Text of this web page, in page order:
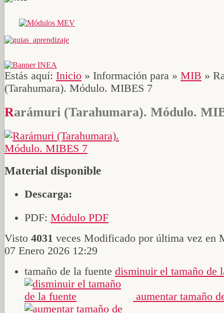
Estás aquí: Inicio » Información para » MIB »
(Tarahumara). Módulo. MIBES 7
Rarámuri (Tarahumara). Módulo.
Material disponible
Descarga:
PDF: Módulo PDF
Visto 4031 veces Modificado por última vez en
07 Enero 2026 12:29
tamaño de la fuente disminuir el tamaño de
aumentar tamaño